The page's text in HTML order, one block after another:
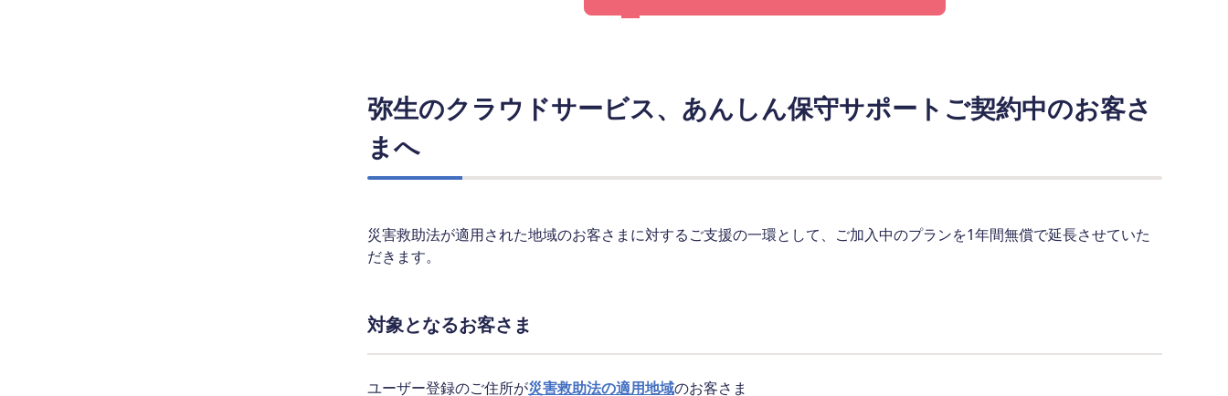
弥生のクラウドサービス、あんしん保守サポートご契約中のお客さ
まへ
災害救助法が適用された地域のお客さまに対するご支援の一環として、ご加入中のプランを1年間無償で延長させていた
だきます。
対象となるお客さま
ユーザー登録のご住所が災害救助法の適用地域のお客さま